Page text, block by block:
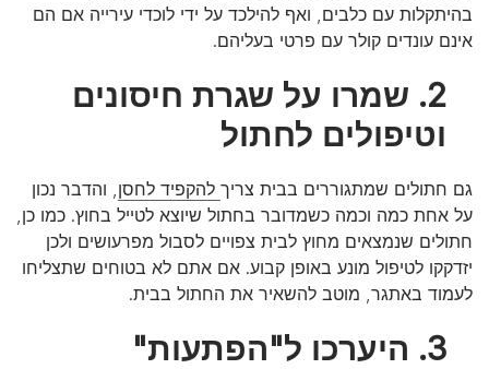
בהיתקלות עם כלבים, ואף להילכד על ידי לוכדי עירייה אם הם
אינם עונדים קולר עם פרטי בעליהם.
2. שמרו על שגרת חיסונים
וטיפולים לחתול
גם חתולים שמתגוררים בבית צריך להקפיד לחסן , והדבר נכון
על אחת כמה וכמה כשמדובר בחתול שיוצא לטייל בחוץ. כמו כן,
חתולים שנמצאים מחוץ לבית צפויים לסבול מפרעושים ולכן
יזדקקו לטיפול מונע באופן קבוע. אם אתם לא בטוחים שתצליחו
לעמוד באתגר, מוטב להשאיר את החתול בבית.
3. היערכו ל"הפתעות"